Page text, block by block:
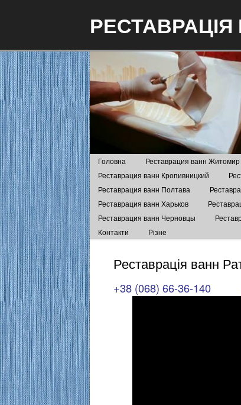
Головна Реставрация ванн Житомир
Реставрация ванн Кропивницкий
Реставрация ванн Полтава
Реставрация ванн Харьков
Реставрация ванн Черновцы
Контакти
Різне
Реставрація ванн
+38 (068) 66-36-140